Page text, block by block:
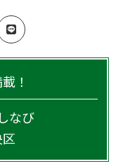
！
なび